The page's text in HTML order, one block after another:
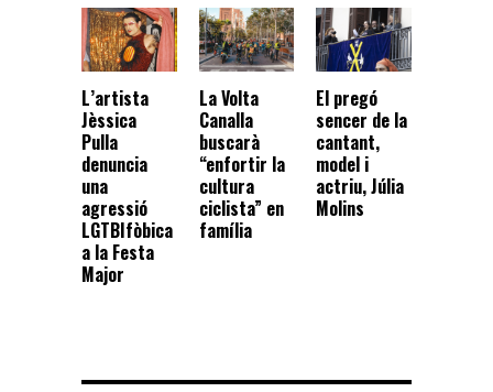
L’artista
Jèssica
Pulla
denuncia
una
agressió
LGTBIfòbica
a la Festa
Major
La Volta
Canalla
buscarà
“enfortir la
cultura
ciclista” en
família
El pregó
sencer de la
cantant,
model i
actriu, Júlia
Molins